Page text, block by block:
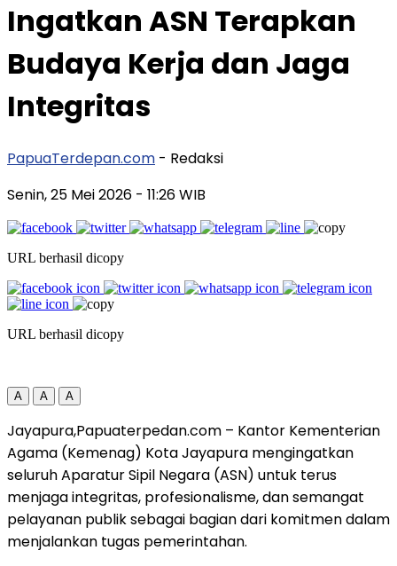
Ingatkan ASN Terapkan
Budaya Kerja dan Jaga
Integritas
PapuaTerdepan.com - Redaksi
Senin, 25 Mei 2026 - 11:26 WIB
URL berhasil dicopy
URL berhasil dicopy
A A A
Jayapura,Papuaterpedan.com – Kantor Kementerian
Agama (Kemenag) Kota Jayapura mengingatkan
seluruh Aparatur Sipil Negara (ASN) untuk terus
menjaga integritas, profesionalisme, dan semangat
pelayanan publik sebagai bagian dari komitmen dalam
menjalankan tugas pemerintahan.